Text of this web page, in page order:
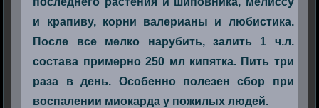
и крапиву, корни валерианы и любистика.
После все мелко нарубить, залить 1 ч.л.
состава примерно 250 мл кипятка. Пить три
раза в день. Особенно полезен сбор при
воспалении миокарда у пожилых людей.